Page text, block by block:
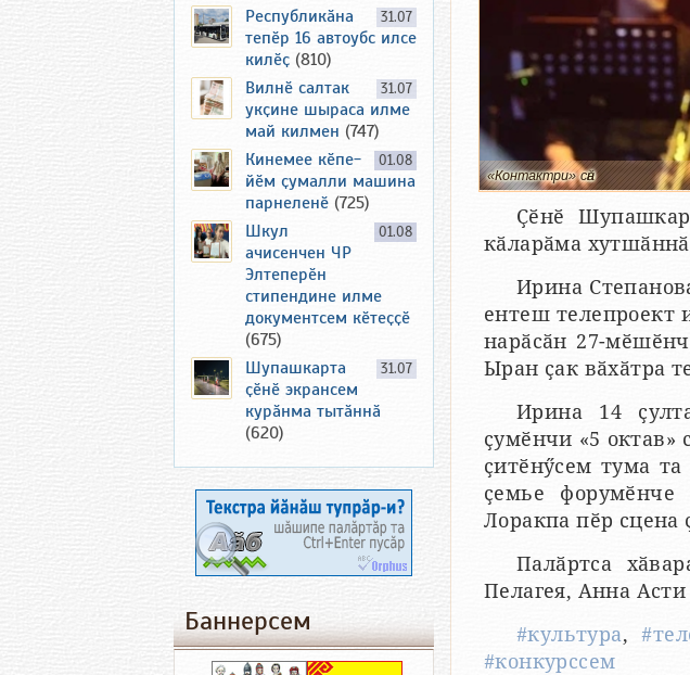
«Контактри» сӑн
Ҫӗнӗ
кӑларӑма
Ирина
ентеш телепроект
нарӑсӑн 27-
Ыран ҫак вӑхӑтра
Ирина 14
ҫумӗнчи «5 октав»
ҫитӗнӳсем тума та
ҫемье
Лоракпа пӗр сцена
Палӑртса
Пелагея, Анна
#культура,
#конкурссем
31.07
Республикӑна
тепӗр 16 автоубс илсе
килӗҫ (810)
31.07
Вилнӗ салтак
укҫине шыраса илме
май килмен (747)
01.08
Кинемее кӗпе-
йӗм ҫумалли машина
парнеленӗ (725)
01.08
Шкул
ачисенчен ЧР
Элтеперӗн
стипендине илме
документсем кӗтеҫҫӗ
(675)
31.07
Шупашкарта
ҫӗнӗ экрансем
курӑнма тытӑннӑ
(620)
Баннерсем